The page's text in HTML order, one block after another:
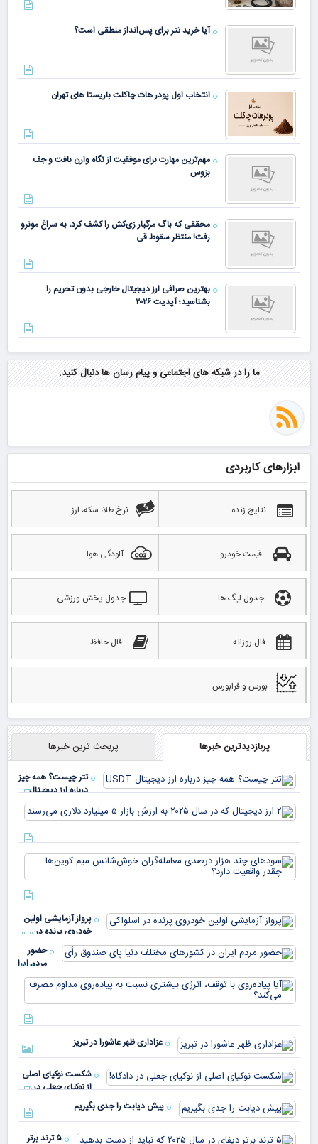
آیا خرید تتر برای پس‌انداز منطقی است؟
انتخاب اول پودر هات چاکلت باریستا های تهران
مهم‌ترین مهارت برای موفقیت از نگاه وارن بافت و جف
بزوس
محققی که باگ مرگبار زی‌کش را کشف کرد، به سراغ مونرو
رفت! منتظر سقوط قی
بهترین صرافی ارز دیجیتال خارجی بدون تحریم را
بشناسید؛ آپدیت ۲۰۲۶
ما را در شبکه های اجتماعی و پیام رسان ها دنبال کنید.
ابزارهای کاربردی
نتایج زنده نرخ طلا، سکه، ارز
قیمت خودرو آلودگی هوا
جدول لیگ ها جدول پخش ورزشی
فال روزانه فال حافظ
بورس و فرابورس
پربازدیدترین خبرها پربحث ترین خبرها
تتر چیست؟ همه چیز
درباره ارز دیجیتال
USDT
پرواز آزمایشی اولین
خودروی پرنده در
اسلواکی
حضور
مردم ایران
در
کشورهای
مختلف
دنیا پای
صندوق
عزاداری ظهر عاشورا در تبریز
شکست نوکیای اصلی
از نوکیای جعلی در
دادگاه!
پیش دیابت را جدی بگیریم
۵ ترند برتر